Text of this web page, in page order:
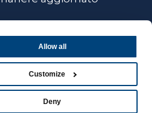
Allow all
Customize
Deny
Cookie Policy
Whistleblowing